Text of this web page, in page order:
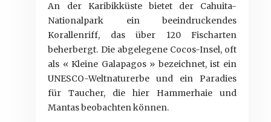
An der Karibikküste bietet der Cahuita-
Nationalpark ein beeindruckendes
Korallenriff, das über 120 Fischarten
beherbergt. Die abgelegene Cocos-Insel, oft
als « Kleine Galapagos » bezeichnet, ist ein
UNESCO-Weltnaturerbe und ein Paradies
für Taucher, die hier Hammerhaie und
Mantas beobachten können.